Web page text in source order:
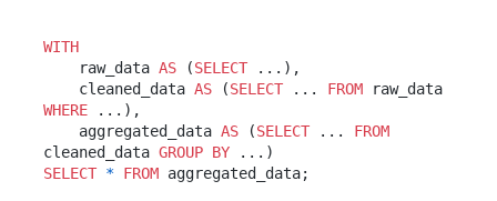
WITH
    raw_data
AS (SELECT ...),
    cleaned_data
AS (SELECT ... FROM
WHERE ...),
    aggregated_data
AS (SELECT ... FROM
cleaned_data GROUP BY
SELECT * FROM